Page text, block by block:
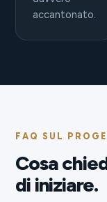
accantonato.
FAQ SUL
Cosa
di iniziare.